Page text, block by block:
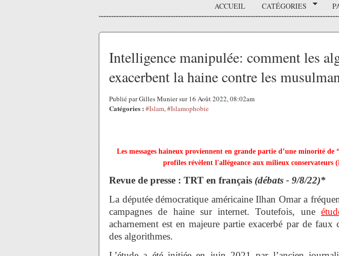
ACCUEIL CATÉGORIES
Intelligence manipulée: comment les
exacerbent la haine contre les
Publié par Gilles Munier sur 16 Août 2022, 08:02am
Catégories : #Islam,#Islamophobie
Les messages haineux proviennent en grande partie d’une minorité de
profiles révèlent l'allégeance aux milieux conservateurs
Revue de presse : TRT en français (débats - 9/8/22)*
La députée démocratique américaine Ilhan Omar a
campagnes de haine sur internet. Toutefois, une
acharnement est en majeure partie exacerbé par de faux
des algorithmes.